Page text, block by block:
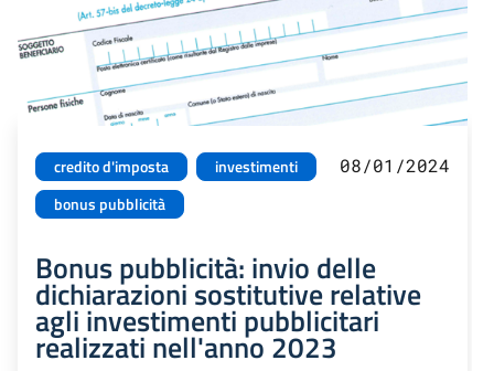
credito d'imposta
investimenti
bonus pubblicità
08/01/2024
Bonus pubblicità: invio delle
dichiarazioni sostitutive relative
agli investimenti pubblicitari
realizzati nell'anno 2023